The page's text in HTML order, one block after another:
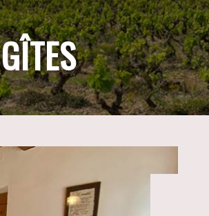
GÎTES